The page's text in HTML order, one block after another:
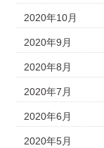
2020年10月
2020年9月
2020年8月
2020年7月
2020年6月
2020年5月